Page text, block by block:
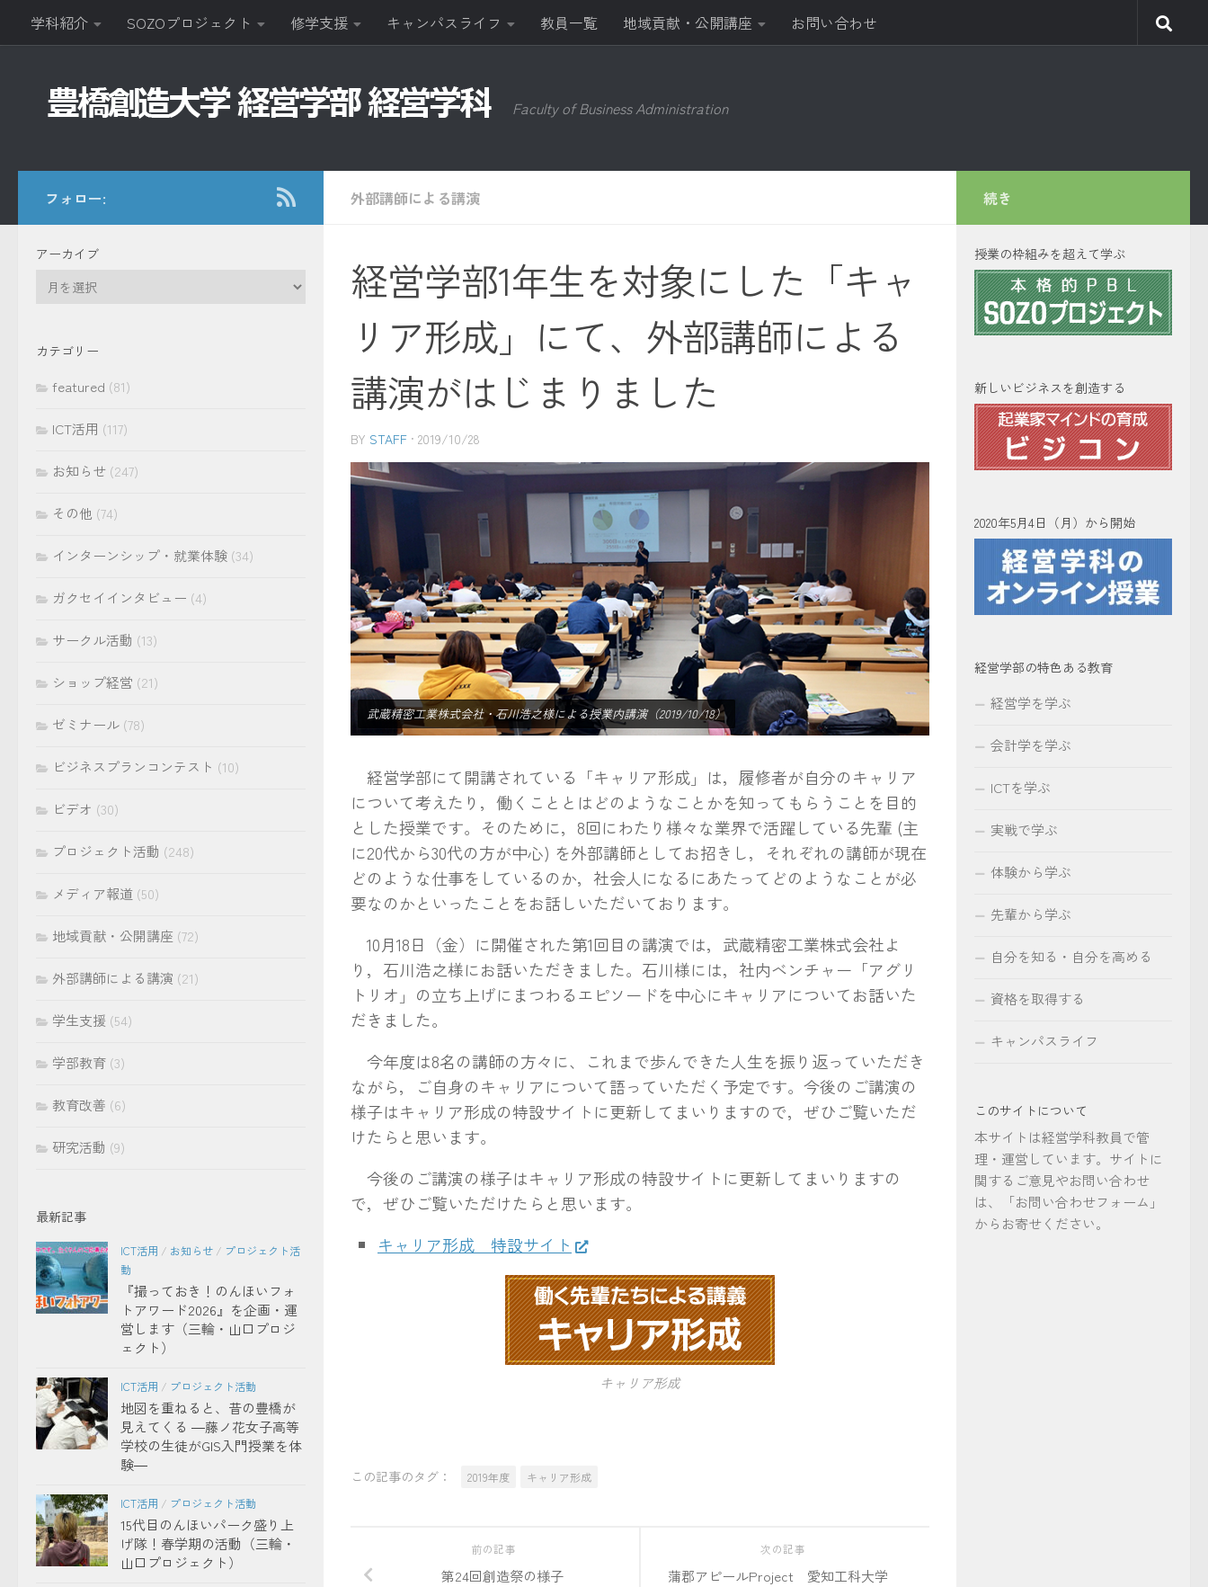
コンテンツへスキップ
学科紹介 SOZOプロジェクト 修学支援 キャンパスライフ 教員一覧 地域貢献・公開講座 お問い合わせ
Faculty of Business Administration
外部講師による講演
経営学部1年生を対象にした「キャ
リア形成」にて、外部講師による
講演がはじまりました
BY STAFF · 2019/10/28
武蔵精密工業株式会社・石川浩之様による授業内講演（2019/10/18）
経営学部にて開講されている「キャリア形成」は，履修者が自分のキャリア
について考えたり，働くこととはどのようなことかを知ってもらうことを目的
とした授業です。そのために，8回にわたり様々な業界で活躍している先輩 (主
に20代から30代の方が中心) を外部講師としてお招きし，それぞれの講師が現在
どのような仕事をしているのか，社会人になるにあたってどのようなことが必
要なのかといったことをお話しいただいております。
10月18日（金）に開催された第1回目の講演では，武蔵精密工業株式会社よ
り，石川浩之様にお話いただきました。石川様には，社内ベンチャー「アグリ
トリオ」の立ち上げにまつわるエピソードを中心にキャリアについてお話いた
だきました。
今年度は8名の講師の方々に、これまで歩んできた人生を振り返っていただき
ながら，ご自身のキャリアについて語っていただく予定です。今後のご講演の
様子はキャリア形成の特設サイトに更新してまいりますので，ぜひご覧いただ
けたらと思います。
今後のご講演の様子はキャリア形成の特設サイトに更新してまいりますの
で，ぜひご覧いただけたらと思います。
キャリア形成 特設サイト
キャリア形成
この記事のタグ： 2019年度 キャリア形成
次の記事
蒲郡アピールProject 愛知工科大学
前の記事
第24回創造祭の様子
フォロー:
アーカイブ
イ
カテゴリー
featured (81)
ICT活用 (117)
お知らせ (247)
その他 (74)
インターンシップ・就業体験 (34)
ガクセイインタビュー (4)
サークル活動 (13)
ショップ経営 (21)
ゼミナール (78)
ビジネスプランコンテスト (10)
ビデオ (30)
プロジェクト活動 (248)
メディア報道 (50)
地域貢献・公開講座 (72)
外部講師による講演 (21)
学生支援 (54)
学部教育 (3)
教育改善 (6)
研究活動 (9)
最新記事
ICT活用 / お知らせ / プロジェクト活
動
『撮っておき！のんほいフォ
トアワード2026』を企画・運
営します（三輪・山口プロジ
ェクト）
ICT活用 / プロジェクト活動
地図を重ねると、昔の豊橋が
見えてくる ―藤ノ花女子高等
学校の生徒がGIS入門授業を体
験―
ICT活用 / プロジェクト活動
15代目のんほいパーク盛り上
げ隊！春学期の活動（三輪・
山口プロジェクト）
続き
授業の枠組みを超えて学ぶ
新しいビジネスを創造する
2020年5月4日（月）から開始
経営学部の特色ある教育
経営学を学ぶ
会計学を学ぶ
ICTを学ぶ
実戦で学ぶ
体験から学ぶ
先輩から学ぶ
自分を知る・自分を高める
資格を取得する
キャンパスライフ
このサイトについて
本サイトは経営学科教員で管
理・運営しています。サイトに
関するご意見やお問い合わせ
は、「お問い合わせフォーム」
からお寄せください。